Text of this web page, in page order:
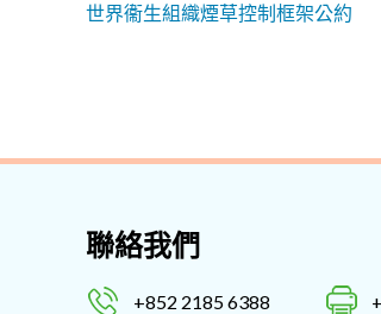
世界衞生組織煙草控制框架公約
聯絡我們
+852 2185 6388